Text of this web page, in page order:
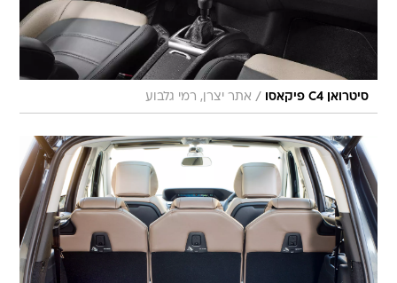
סיטרואן C4 פיקאסו / אתר יצרן, רמי גלבוע